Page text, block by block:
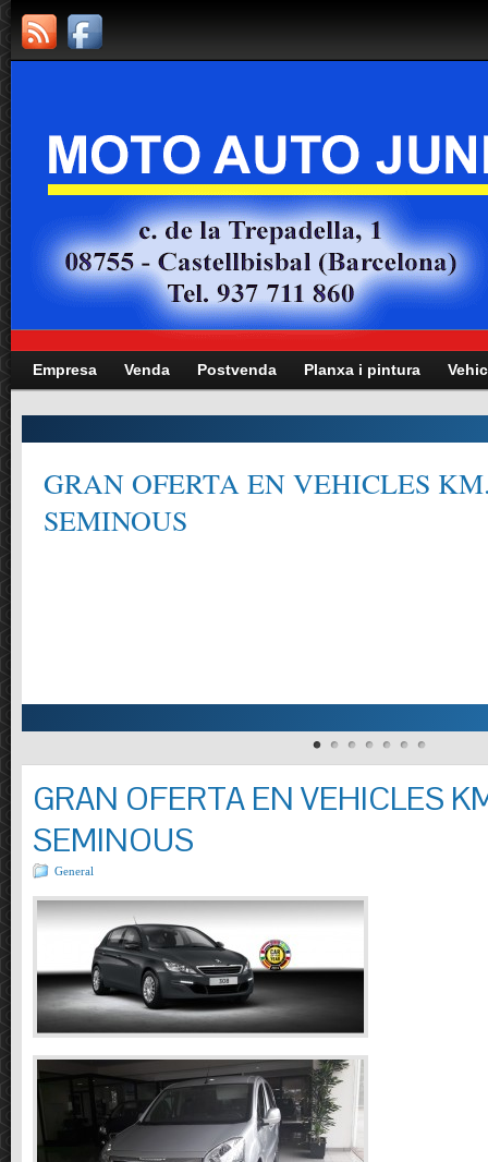
Empresa Venda Postvenda Planxa i pintura
GRAN OFERTA EN VEHICLES
SEMINOUS
GRAN OFERTA EN VEHICLES
SEMINOUS
General